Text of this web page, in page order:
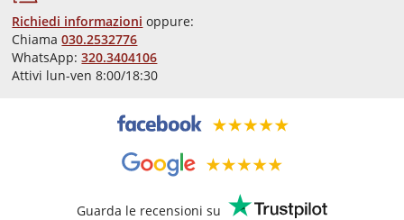
Richiedi informazioni oppure:
Chiama030.2532776
WhatsApp:320.3404106
Attivi lun-ven 8:00/18:30
Guarda le recensioni su